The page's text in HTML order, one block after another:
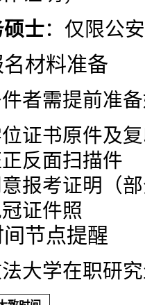
士：仅限公
材料准备
者需提前准
证书原件及
反面扫描件
报考证明（
证件照
节点提醒
大学在职研